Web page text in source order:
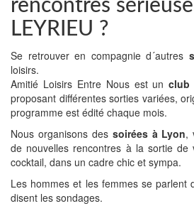
rencontres
LEYRIEU ?
Se retrouver en compagnie d´autres
loisirs.
Amitié Loisirs Entre Nous est unclub
proposant différentes sorties variées,
programme est édité chaque mois.
Nous organisons des soirées à Lyon,
de nouvelles rencontres à la sortie de
cocktail, dans un cadre chic et sympa.
Les hommes et les femmes se parlent
disent les sondages.